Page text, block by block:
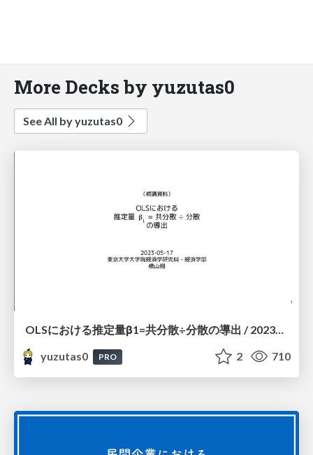
More Decks by yuzutas0
See All by yuzutas0
OLSにおける推定量β1=共分散÷分散の導出 / 20230517
yuzutas0
PRO 2 710